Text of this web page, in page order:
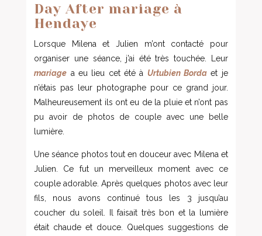
Day After mariage à
Hendaye
Lorsque Milena et Julien m’ont contacté pour
organiser une séance, j’ai été très touchée. Leur
mariage a eu lieu cet été à Urtubien Borda et je
n’étais pas leur photographe pour ce grand jour.
Malheureusement ils ont eu de la pluie et n’ont pas
pu avoir de photos de couple avec une belle
lumière.
Une séance photos tout en douceur avec Milena et
Julien. Ce fut un merveilleux moment avec ce
couple adorable. Après quelques photos avec leur
fils, nous avons continué tous les 3 jusqu’au
coucher du soleil. Il faisait très bon et la lumière
était chaude et douce. Quelques suggestions de